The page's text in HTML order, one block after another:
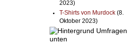
2023)
T-Shirts von Murdock (8.
Oktober 2023)